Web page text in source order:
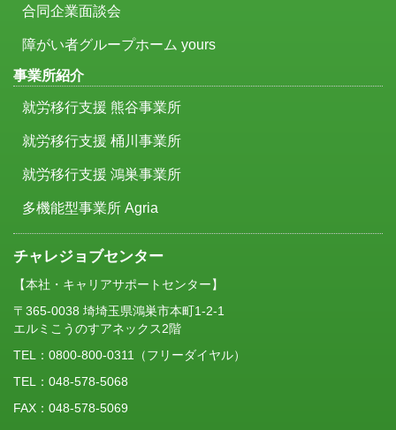
合同企業面談会
障がい者グループホーム yours
事業所紹介
就労移行支援 熊谷事業所
就労移行支援 桶川事業所
就労移行支援 鴻巣事業所
多機能型事業所 Agria
チャレジョブセンター
【本社・キャリアサポートセンター】
〒365-0038 埼埼玉県鴻巣市本町1-2-1
エルミこうのすアネックス2階
TEL： 0800-800-0311
（フリーダイヤル）
TEL：048-578-5068
FAX：048-578-5069